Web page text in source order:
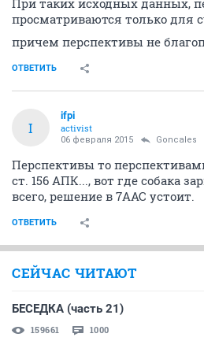
При таких исходных данных,
просматриваются только для
причем перспективы не
ОТВЕТИТЬ
I
ifpi
activist
06 февраля 2015 Goncales
Перспективы то
ст. 156 АПК..., вот где собака
всего, решение в 7ААС устоит.
ОТВЕТИТЬ
СЕЙЧАС ЧИТАЮТ
БЕСЕДКА (часть 21)
159661 1000